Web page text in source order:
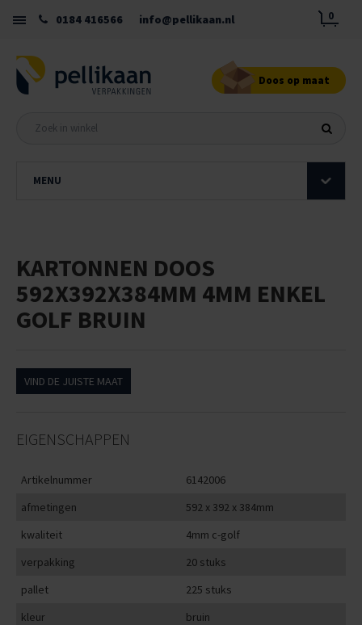
0184 416566 info@pellikaan.nl 0
Doos op maat
MENU
KARTONNEN DOOS
592X392X384MM 4MM ENKEL
GOLF BRUIN
VIND DE JUISTE MAAT
EIGENSCHAPPEN
Artikelnummer
6142006
afmetingen
592 x 392 x 384mm
kwaliteit
4mm c-golf
verpakking
20 stuks
pallet
225 stuks
kleur
bruin